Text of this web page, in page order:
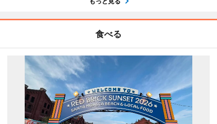
食べる